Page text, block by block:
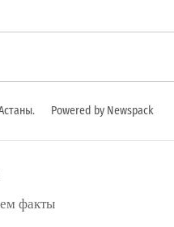
Powered by Newspack
факты